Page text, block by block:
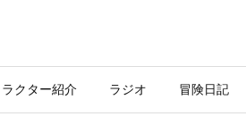
クター紹介 ラジオ 冒険日記